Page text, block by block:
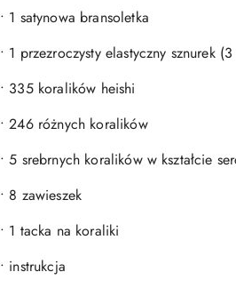
• 1 satynowa bransoletka
• 1 przezroczysty elastyczny sznurek
• 335 koralików heishi
• 246 różnych koralików
• 5 srebrnych koralików w kształcie
• 8 zawieszek
• 1 tacka na koraliki
• instrukcja